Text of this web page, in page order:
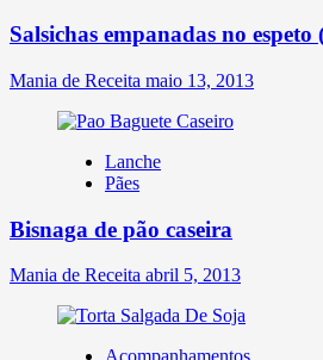
Salsichas empanadas no
Mania de Receita maio 13, 2013
Lanche
Pães
Bisnaga de pão caseira
Mania de Receita abril 5, 2013